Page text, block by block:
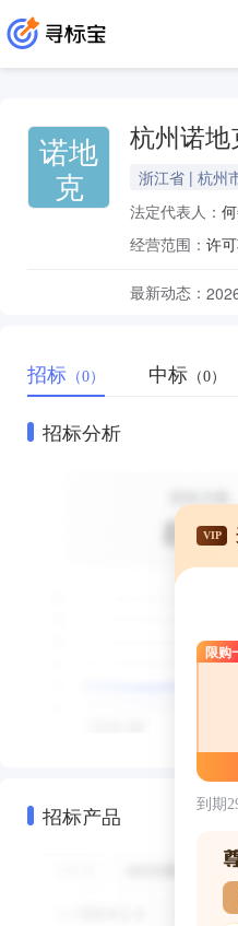
诺地
克
杭州诺地
浙江省 | 杭州
法定代表人：
经营范围：
最新动态：
招标 （0） 中标 （0）
招标分析
招标产品
VIP
限购
到期